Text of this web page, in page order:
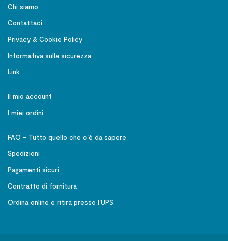
Chi siamo
Contattaci
Privacy & Cookie Policy
Informativa sulla sicurezza
Link
Il mio account
I miei ordini
FAQ - Tutto quello che c'è da sapere
Spedizioni
Pagamenti sicuri
Contratto di fornitura
Ordina online e ritira presso l'UPS